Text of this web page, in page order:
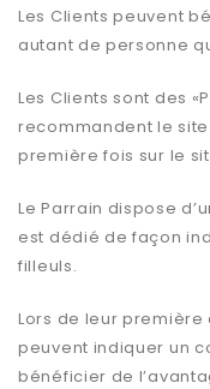
Les Clients peuvent
autant de personne
Les Clients sont des
recommandent le
première fois sur le
Le Parrain dispose
est dédié de façon
filleuls.
Lors de leur
peuvent indiquer un
bénéficier de